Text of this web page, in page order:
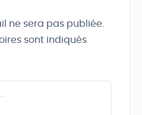
ne sera pas publiée.
sont indiqués